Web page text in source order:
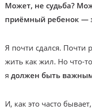
Может, не судьба?
приёмный ребенок —
Я почти сдался. Почти
жить как жил. Но что-
я должен быть
И, как это часто бывает,